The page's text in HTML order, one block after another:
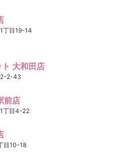
丁目19-14
大和田店
2-2-43
前店
丁目4-22
目10-18